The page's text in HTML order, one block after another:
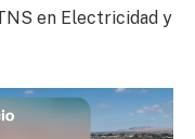
en Electricidad y